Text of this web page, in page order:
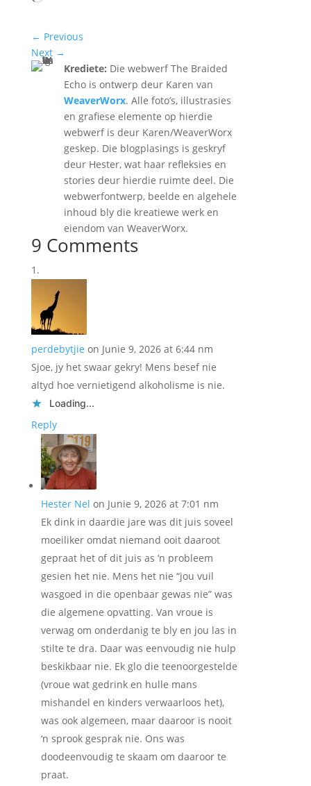
← Previous
Next→
Krediete: Die webwerf The Braided
Echo is ontwerp deur Karen van
WeaverWorx. Alle foto’s, illustrasies
en grafiese elemente op hierdie
webwerf is deur Karen/WeaverWorx
geskep. Die blogplasings is geskryf
deur Hester, wat haar refleksies en
stories deur hierdie ruimte deel. Die
webwerfontwerp, beelde en algehele
inhoud bly die kreatiewe werk en
eiendom van WeaverWorx.
9 Comments
perdebytjie on Junie 9, 2026 at 6:44 nm
Sjoe, jy het swaar gekry! Mens besef nie
altyd hoe vernietigend alkoholisme is nie.
Loading...
Reply
Hester Nel on Junie 9, 2026 at 7:01 nm
Ek dink in daardie jare was dit juis soveel
moeiliker omdat niemand ooit daaroot
gepraat het of dit juis as ‘n probleem
gesien het nie. Mens het nie “jou vuil
wasgoed in die openbaar gewas nie” was
die algemene opvatting. Van vroue is
verwag om onderdanig te bly en jou las in
stilte te dra. Daar was eenvoudig nie hulp
beskikbaar nie. Ek glo die teenoorgestelde
(vroue wat gedrink en hulle mans
mishandel en kinders verwaarloos het),
was ook algemeen, maar daaroor is nooit
‘n sprook gesprak nie. Ons was
doodeenvoudig te skaam om daaroor te
praat.